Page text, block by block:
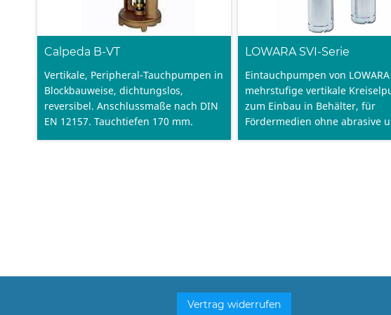
Calpeda B-VT
Vertikale, Peripheral-Tauchpumpen in
Blockbauweise, dichtungslos,
reversibel. Anschlussmaße nach DIN
EN 12157. Tauchtiefen 170 mm.
LOWARA SVI-Serie
Eintauchpumpen von
mehrstufige vertikale
zum Einbau in Behälter, für
Fördermedien ohne abrasive
faserhaltige Substanzen.
Vertrag widerrufen